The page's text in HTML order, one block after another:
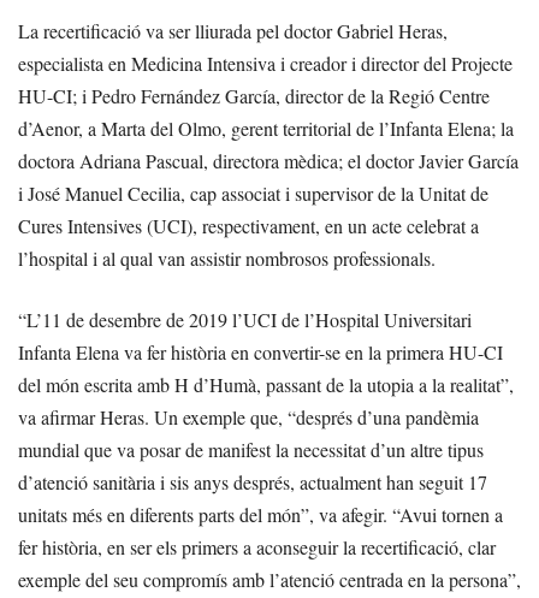
La recertificació va ser lliurada pel doctor Gabriel Heras,
especialista en Medicina Intensiva i creador i director del Projecte
HU-CI; i Pedro Fernández García, director de la Regió Centre
d’Aenor, a Marta del Olmo, gerent territorial de l’Infanta Elena; la
doctora Adriana Pascual, directora mèdica; el doctor Javier García
i José Manuel Cecilia, cap associat i supervisor de la Unitat de
Cures Intensives (UCI), respectivament, en un acte celebrat a
l’hospital i al qual van assistir nombrosos professionals.
“L’11 de desembre de 2019 l’UCI de l’Hospital Universitari
Infanta Elena va fer història en convertir-se en la primera HU-CI
del món escrita amb H d’Humà, passant de la utopia a la realitat”,
va afirmar Heras. Un exemple que, “després d’una pandèmia
mundial que va posar de manifest la necessitat d’un altre tipus
d’atenció sanitària i sis anys després, actualment han seguit 17
unitats més en diferents parts del món”, va afegir. “Avui tornen a
fer història, en ser els primers a aconseguir la recertificació, clar
exemple del seu compromís amb l’atenció centrada en la persona”,